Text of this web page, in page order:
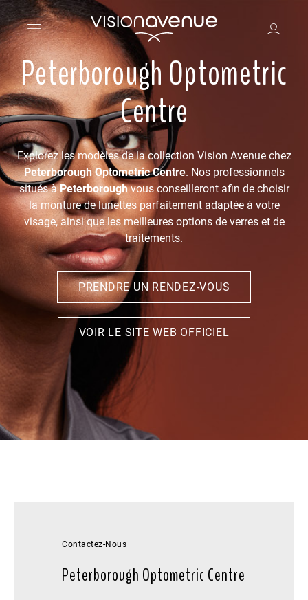
Peterborough Optometric
Centre
Explorez les modèles de la collection Vision Avenue chez
Peterborough Optometric Centre. Nos professionnels
situés àPeterboroughvous conseilleront afin de choisir
la monture de lunettes parfaitement adaptée à votre
visage, ainsi que les meilleures options de verres et de
traitements.
PRENDRE UN RENDEZ-VOUS
VOIR LE SITE WEB OFFICIEL
Contactez-Nous
Peterborough Optometric Centre